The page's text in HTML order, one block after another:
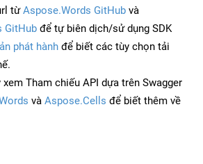
từAspose.Words GitHub và
GitHub để tự biên dịch/sử dụng SDK
phát hành để biết các tùy chọn tải
xem Tham chiếu API dựa trên Swagger
và Aspose.Cells để biết thêm về